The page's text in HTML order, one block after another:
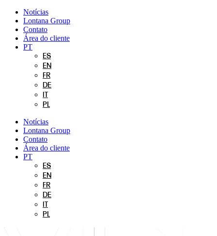
Pular
para
conteúdo
Notícias
Lontana Group
Contato
Área do cliente
PT
ES
EN
FR
DE
PL
Notícias
Lontana Group
Contato
Área do cliente
PT
ES
EN
FR
DE
PL